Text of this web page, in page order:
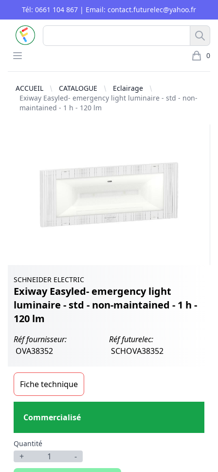
Tél: 0661 104 867 | Email: contact.futurelec@yahoo.fr
FUTURELEC
Open menu
0
article
ACCUEIL CATALOGUE
Eclairage
Exiway Easyled- emergency light luminaire - std - non-
maintained - 1 h - 120 lm
SCHNEIDER ELECTRIC
Exiway Easyled- emergency light
luminaire - std - non-maintained - 1 h -
120 lm
Réf fournisseur:
OVA38352
Réf futurelec:
SCHOVA38352
Fiche technique
Commercialisé
Quantité
+
-